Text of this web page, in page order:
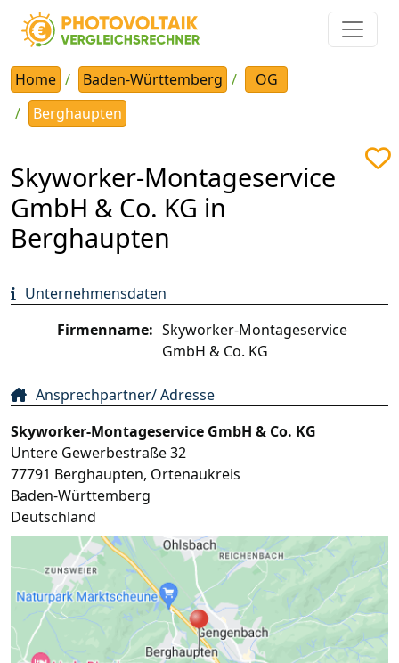
Home Baden-Württemberg
OG
Berghaupten
Skyworker-Montageservice
GmbH & Co. KG in
Berghaupten
Unternehmensdaten
Firmenname: Skyworker-Montageservice
GmbH & Co. KG
Ansprechpartner/ Adresse
Skyworker-Montageservice GmbH & Co. KG
Untere Gewerbestraße 32
77791 Berghaupten, Ortenaukreis
Baden-Württemberg
Deutschland